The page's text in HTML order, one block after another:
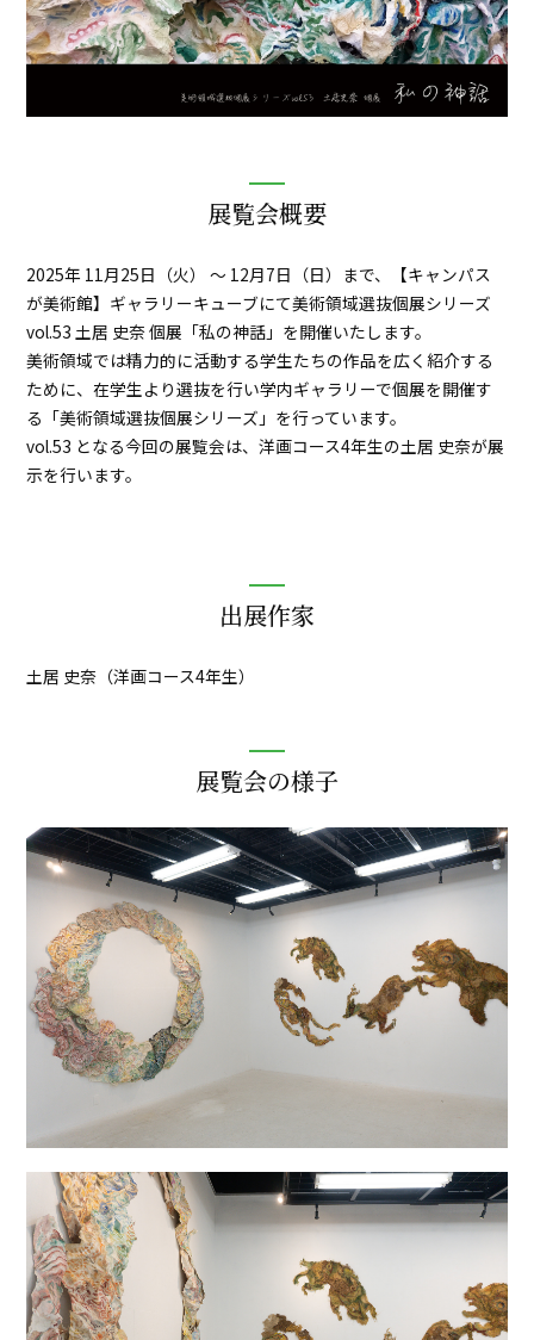
展覧会概要
2025年 11月25日（火） ～ 12月7日（日）まで、【キャンパス
が美術館】ギャラリーキューブにて美術領域選抜個展シリーズ
vol.53 土居 史奈 個展「私の神話」を開催いたします。
美術領域では精力的に活動する学生たちの作品を広く紹介する
ために、在学生より選抜を行い学内ギャラリーで個展を開催す
る「美術領域選抜個展シリーズ」を行っています。
vol.53 となる今回の展覧会は、洋画コース4年生の土居 史奈が展
示を行います。
出展作家
土居 史奈（洋画コース4年生）
展覧会の様子